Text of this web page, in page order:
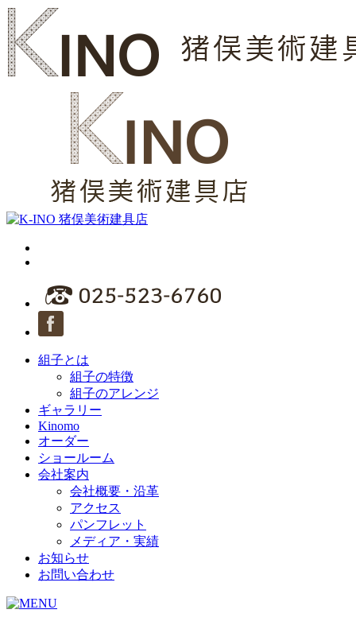
組子とは
組子の特徴
組子のアレンジ
ギャラリー
Kinomo
オーダー
ショールーム
会社案内
会社概要・沿革
アクセス
パンフレット
メディア・実績
お知らせ
お問い合わせ